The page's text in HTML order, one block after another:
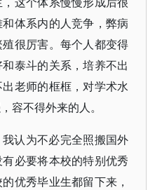
体系内的人竞争，弊病
很厉害。每个人都变得
泰斗的关系，培养不出
老师的框框，对学术水
容不得外来的人。
认为不必完全照搬国外
必要将本校的特别优秀
优秀毕业生都留下来，